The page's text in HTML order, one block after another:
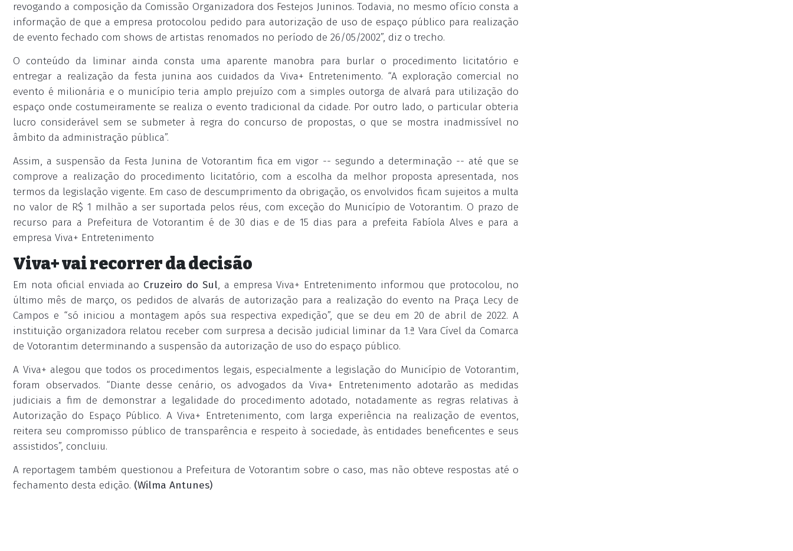
revogando a composição da Comissão Organizadora dos Festejos Juninos. Todavia, no mesmo ofício consta a
informação de que a empresa protocolou pedido para autorização de uso de espaço público para realização
de evento fechado com shows de artistas renomados no período de 26/05/2002”, diz o trecho.
O conteúdo da liminar ainda consta uma aparente manobra para burlar o procedimento licitatório e
entregar a realização da festa junina aos cuidados da Viva+ Entretenimento. “A exploração comercial no
evento é milionária e o município teria amplo prejuízo com a simples outorga de alvará para utilização do
espaço onde costumeiramente se realiza o evento tradicional da cidade. Por outro lado, o particular obteria
lucro considerável sem se submeter à regra do concurso de propostas, o que se mostra inadmissível no
âmbito da administração pública”.
Assim, a suspensão da Festa Junina de Votorantim fica em vigor -- segundo a determinação -- até que se
comprove a realização do procedimento licitatório, com a escolha da melhor proposta apresentada, nos
termos da legislação vigente. Em caso de descumprimento da obrigação, os envolvidos ficam sujeitos a multa
no valor de R$ 1 milhão a ser suportada pelos réus, com exceção do Município de Votorantim. O prazo de
recurso para a Prefeitura de Votorantim é de 30 dias e de 15 dias para a prefeita Fabíola Alves e para a
empresa Viva+ Entretenimento
Viva+ vai recorrer da decisão
Em nota oficial enviada ao Cruzeiro do Sul, a empresa Viva+ Entretenimento informou que protocolou, no
último mês de março, os pedidos de alvarás de autorização para a realização do evento na Praça Lecy de
Campos e “só iniciou a montagem após sua respectiva expedição”, que se deu em 20 de abril de 2022. A
instituição organizadora relatou receber com surpresa a decisão judicial liminar da 1.ª Vara Cível da Comarca
de Votorantim determinando a suspensão da autorização de uso do espaço público.
A Viva+ alegou que todos os procedimentos legais, especialmente a legislação do Município de Votorantim,
foram observados. “Diante desse cenário, os advogados da Viva+ Entretenimento adotarão as medidas
judiciais a fim de demonstrar a legalidade do procedimento adotado, notadamente as regras relativas à
Autorização do Espaço Público. A Viva+ Entretenimento, com larga experiência na realização de eventos,
reitera seu compromisso público de transparência e respeito à sociedade, às entidades beneficentes e seus
assistidos”, concluiu.
A reportagem também questionou a Prefeitura de Votorantim sobre o caso, mas não obteve respostas até o
fechamento desta edição. (Wilma Antunes)